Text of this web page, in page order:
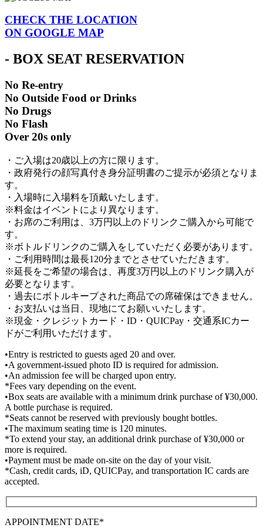
CHECK THE LOCATION
ON GOOGLE MAP
- BOX SEAT RESERVATION
No Re-entry
No Outside Food or Drinks
No Drugs
No Flash
Over 20s only
・ご入場は20歳以上の方に限ります。
・政府発行の顔写真付き身分証明書のご提示が必須となりま
す。
・入場時に入場料を頂戴いたします。
※料金はイベントにより異なります。
・お席のご利用は、3万円以上のドリンクご購入から可能で
す。
※ボトルドリンクのご購入をしていただく必要があります。
・ご利用時間は最長120分までとさせていただきます。
※延長をご希望の場合は、再度3万円以上のドリンク購入が
必要となります。
・過去にボトルキープされた商品での席確保はできません。
・お支払いは当日、現地にてお願いいたします。
※現金・クレジットカード・ID・QUICPay・交通系ICカー
ドがご利用いただけます。
•Entry is restricted to guests aged 20 and over.
•A government-issued photo ID is required for admission.
•An admission fee will be charged upon entry.
*Fees vary depending on the event.
•Box seats are available with a minimum drink purchase of ¥30,000.
A bottle purchase is required.
*Seats cannot be reserved with previously bought bottles.
•The maximum seating time is 120 minutes.
*To extend your stay, an additional drink purchase of ¥30,000 or
more is required.
•Payment must be made on-site on the day of your visit.
*Cash, credit cards, iD, QUICPay, and transportation IC cards are
accepted.
APPOINTMENT DATE*